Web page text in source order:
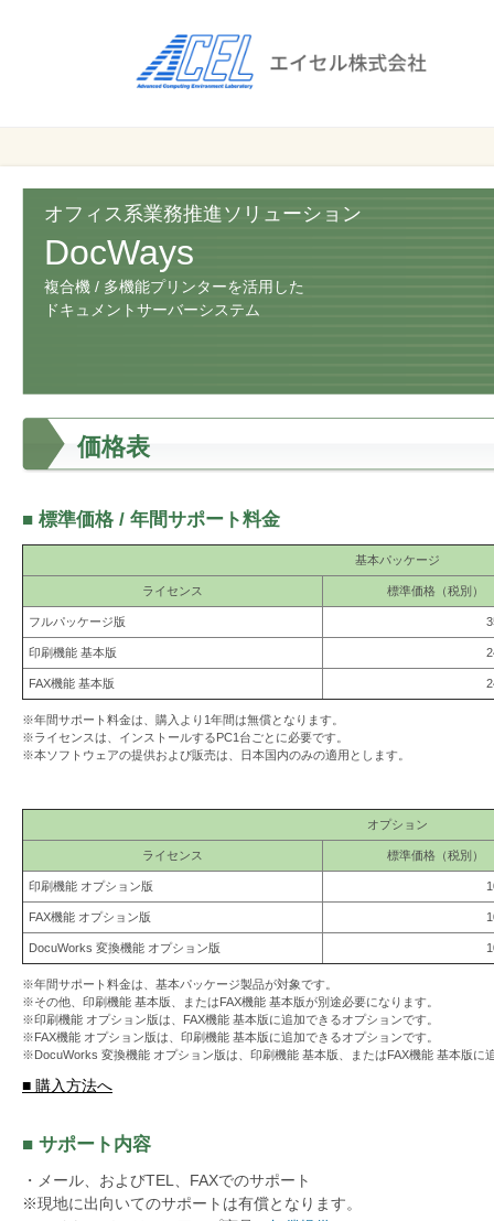
株式会社
ス
効
率
化
ス
削
を
オフィス系業務推進ソリューション
DocWays
複合機 / 多機能プリンターを活用した
ドキュメントサーバーシステム
価格表
■ 標準価格 / 年間サポート料金
基本パッケージ
ライセンス 標準価格（税別）
フルパッケージ版
印刷機能 基本版
FAX機能 基本版
※年間サポート料金は、購入より1年間は無償となります。
※ライセンスは、インストールするPC1台ごとに必要です。
※本ソフトウェアの提供および販売は、日本国内のみの適用とします。
オプション
ライセンス 標準価格（税別）
印刷機能 オプション版
FAX機能 オプション版
DocuWorks 変換機能 オプション版
※年間サポート料金は、基本パッケージ製品が対象です。
※その他、印刷機能 基本版、またはFAX機能 基本版が別途必要になります。
※印刷機能 オプション版は、FAX機能 基本版に追加できるオプションです。
※FAX機能 オプション版は、印刷機能 基本版に追加できるオプションです。
※DocuWorks 変換機能 オプション版は、印刷機能 基本版、またはFAX機能 基本版に
■ 購入方法へ
■ サポート内容
・メール、およびTEL、FAXでのサポート
※現地に出向いてのサポートは有償となります。
セ
株
式
会
社